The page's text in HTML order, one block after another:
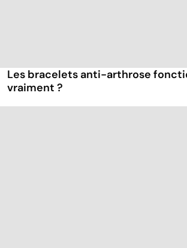
Les bracelets anti-arthrose
vraiment ?